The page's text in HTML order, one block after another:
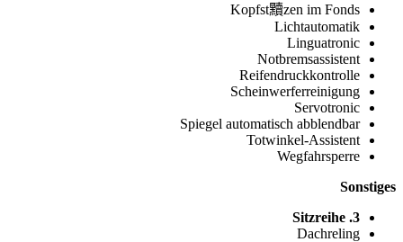
Kopfst黷zen im Fonds
Lichtautomatik
Linguatronic
Notbremsassistent
Reifendruckkontrolle
Scheinwerferreinigung
Servotronic
Spiegel automatisch abblendbar
Totwinkel-Assistent
Wegfahrsperre
Sonstiges
3. Sitzreihe
Dachreling